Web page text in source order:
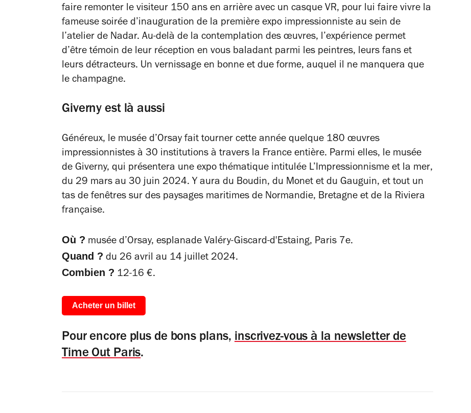
faire remonter le visiteur 150 ans en arrière avec un casque VR, pour lui faire vivre la
fameuse soirée d’inauguration de la première expo impressionniste au sein de
l’atelier de Nadar. Au-delà de la contemplation des œuvres, l’expérience permet
d’être témoin de leur réception en vous baladant parmi les peintres, leurs fans et
leurs détracteurs. Un vernissage en bonne et due forme, auquel il ne manquera que
le champagne.
Giverny est là aussi
Généreux, le musée d’Orsay fait tourner cette année quelque 180 œuvres
impressionnistes à 30 institutions à travers la France entière. Parmi elles, le musée
de Giverny, qui présentera une expo thématique intitulée L’Impressionnisme et la mer,
du 29 mars au 30 juin 2024. Y aura du Boudin, du Monet et du Gauguin, et tout un
tas de fenêtres sur des paysages maritimes de Normandie, Bretagne et de la Riviera
française.
Où ? musée d’Orsay, esplanade Valéry-Giscard-d'Estaing, Paris 7e.
Quand ? du 26 avril au 14 juillet 2024.
Combien ? 12-16 €.
Acheter un billet
Pour encore plus de bons plans, inscrivez-vous à la newsletter de
Time Out Paris.